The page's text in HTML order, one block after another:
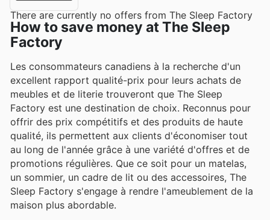
There are currently no offers from The Sleep Factory
How to save money at The Sleep
Factory
Les consommateurs canadiens à la recherche d'un
excellent rapport qualité-prix pour leurs achats de
meubles et de literie trouveront que The Sleep
Factory est une destination de choix. Reconnus pour
offrir des prix compétitifs et des produits de haute
qualité, ils permettent aux clients d'économiser tout
au long de l'année grâce à une variété d'offres et de
promotions régulières. Que ce soit pour un matelas,
un sommier, un cadre de lit ou des accessoires, The
Sleep Factory s'engage à rendre l'ameublement de la
maison plus abordable.